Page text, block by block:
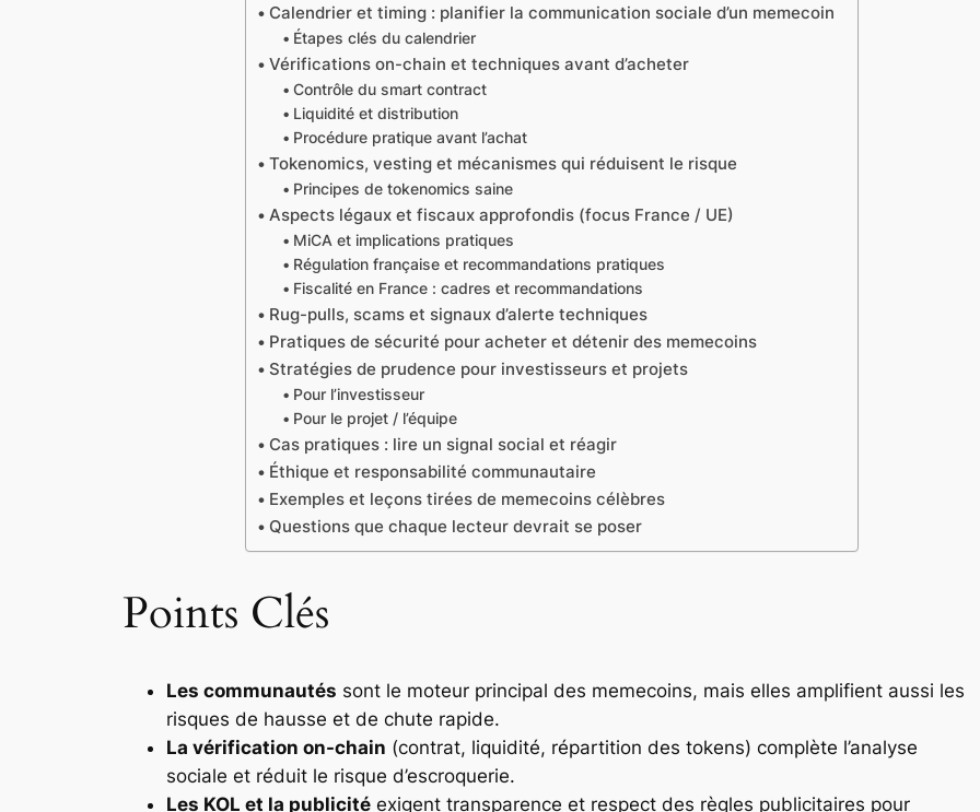
Calendrier et timing : planifier la communication sociale d’un memecoin
Étapes clés du calendrier
Vérifications on-chain et techniques avant d’acheter
Contrôle du smart contract
Liquidité et distribution
Procédure pratique avant l’achat
Tokenomics, vesting et mécanismes qui réduisent le risque
Principes de tokenomics saine
Aspects légaux et fiscaux approfondis (focus France / UE)
MiCA et implications pratiques
Régulation française et recommandations pratiques
Fiscalité en France : cadres et recommandations
Rug-pulls, scams et signaux d’alerte techniques
Pratiques de sécurité pour acheter et détenir des memecoins
Stratégies de prudence pour investisseurs et projets
Pour l’investisseur
Pour le projet / l’équipe
Cas pratiques : lire un signal social et réagir
Éthique et responsabilité communautaire
Exemples et leçons tirées de memecoins célèbres
Questions que chaque lecteur devrait se poser
Points Clés
Les communautés sont le moteur principal des memecoins, mais elles amplifient aussi les
risques de hausse et de chute rapide.
La vérification on-chain (contrat, liquidité, répartition des tokens) complète l’analyse
sociale et réduit le risque d’escroquerie.
Les KOL et la publicité exigent transparence et respect des règles publicitaires pour